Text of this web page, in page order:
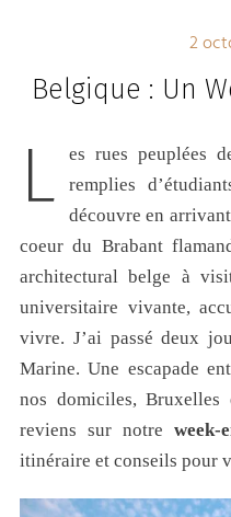
2
Belgique : Un
L
es rues peuplées de vélos, les terrasses de café
remplies
découvre en
coeur du Brabant
architectural belge à
universitaire vivante,
vivre. J’ai passé deux
Marine. Une escapade
nos domiciles,
reviens sur notre week-
itinéraire et conseils pour